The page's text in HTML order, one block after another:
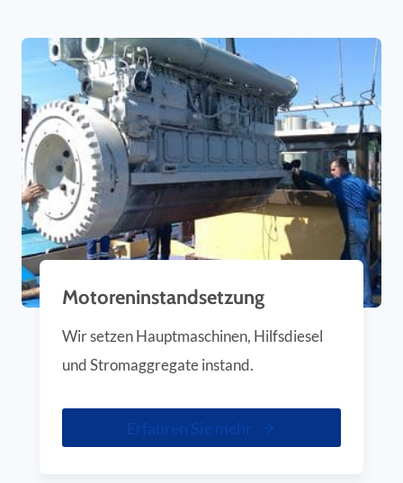
Motoreninstandsetzung
Wir setzen Hauptmaschinen, Hilfsdiesel
und Stromaggregate instand.
Erfahren Sie mehr